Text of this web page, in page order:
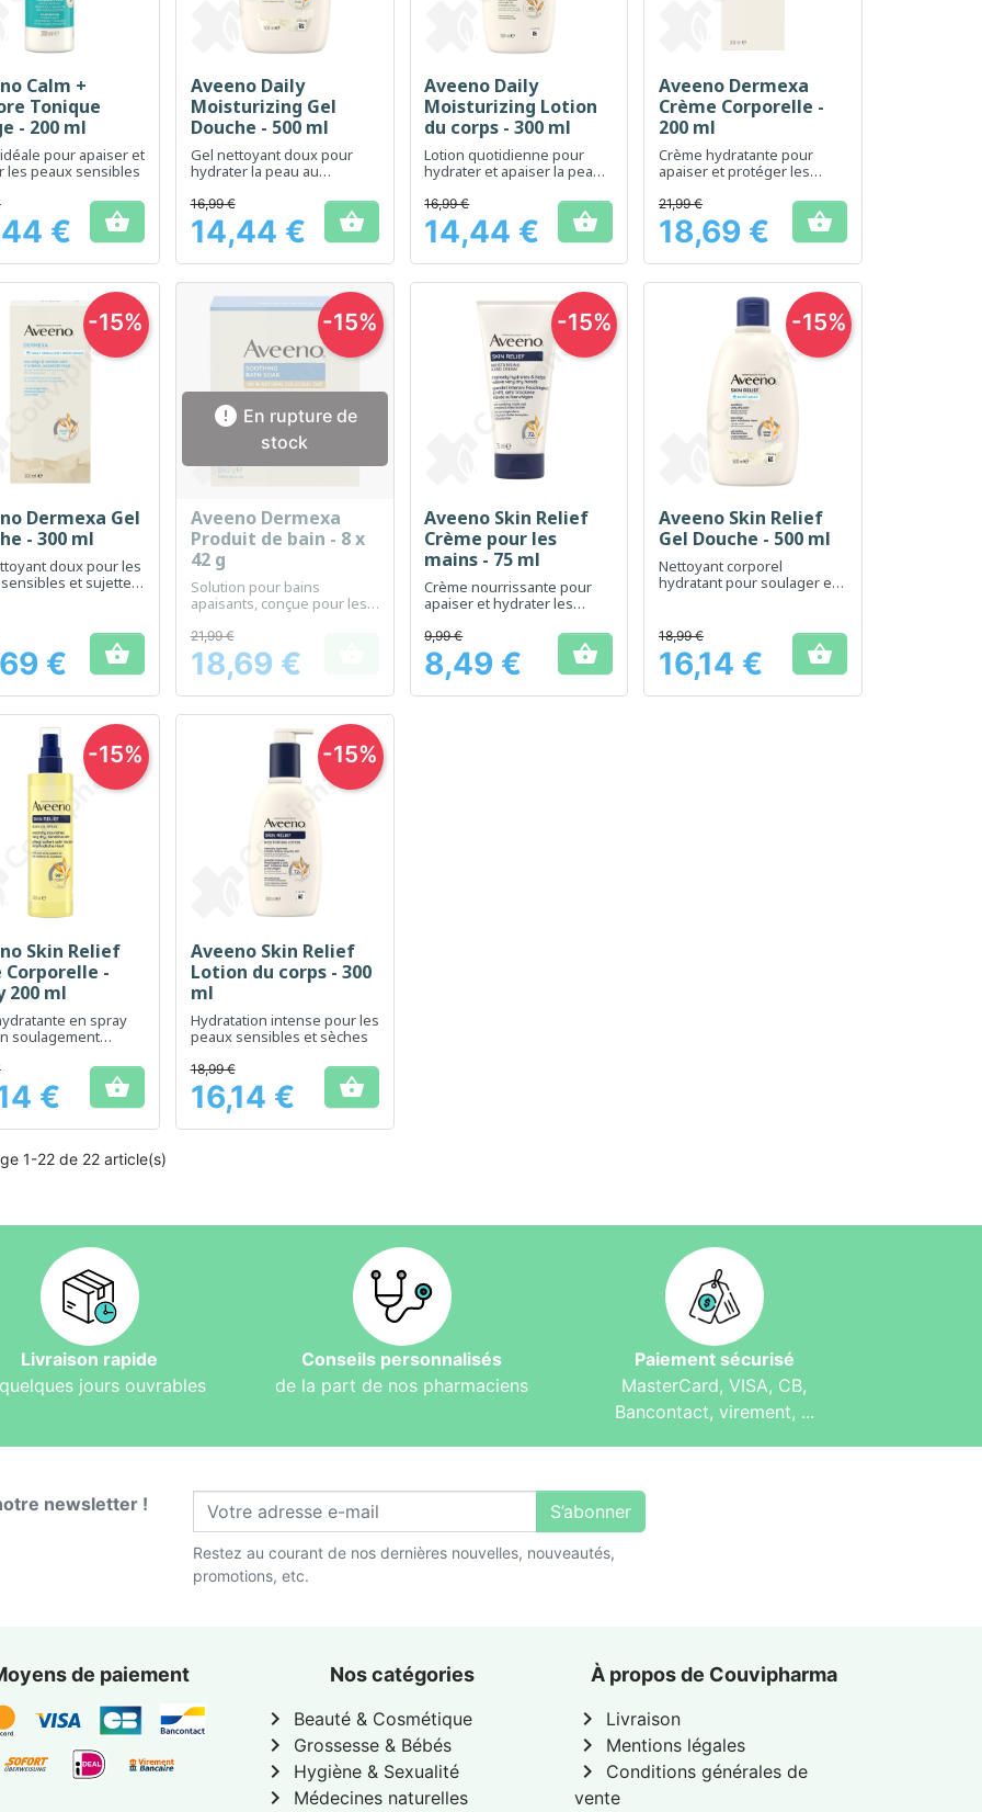
Aperçu rapide
Calm +
Tonique
- 200 ml
pour apaiser et
les peaux sensibles
€ 
 Aperçu rapide
Aveeno Daily
Moisturizing Gel
Douche - 500 ml
Gel nettoyant doux pour
hydrater la peau au
Prix
16,99 €
14,44 € 
Aperçu rapide
Aveeno Daily
Moisturizing Lotion
du corps - 300 ml
Lotion quotidienne pour
hydrater et apaiser la peau
Prix
16,99 €
14,44 € 
Aperçu rapide
Aveeno Dermexa
Crème Corporelle -
200 ml
Crème hydratante pour
apaiser et protéger les
irritées
Prix
21,99 €
18,69 € 
Aperçu rapide
Dermexa Gel
- 300 ml
doux pour les
et sujettes
€ 
-15%
 En rupture de
stock
Aperçu rapide
Aveeno Dermexa
Produit de bain - 8 x
42 g
Solution pour bains
apaisants, conçue pour les
Prix
21,99 €
18,69 €
-15%
Aperçu rapide
Aveeno Skin Relief
Crème pour les
mains - 75 ml
Crème nourrissante pour
apaiser et hydrater les
Prix
9,99 €
8,49 € 
-15%
Aperçu rapide
Aveeno Skin Relief
Gel Douche - 500 ml
Nettoyant corporel
hydratant pour soulager et
Prix
18,99 €
16,14 € 
-15%
Aperçu rapide
Skin Relief
Corporelle -
200 ml
en spray
soulagement
€ 
-15%
Aperçu rapide
Aveeno Skin Relief
Lotion du corps - 300
ml
Hydratation intense pour les
peaux sensibles et sèches
Prix
18,99 €
16,14 € 
-15%
1-22 de 22 article(s)
Livraison rapide
jours ouvrables
Conseils personnalisés
de la part de nos pharmaciens
Paiement sécurisé
MasterCard, VISA, CB,
Bancontact, virement, ...
newsletter ! S’abonner
Restez au courant de nos dernières nouvelles, nouveautés,
promotions, etc.
de paiement Nos catégories
chevron_right Beauté & Cosmétique
chevron_right Grossesse & Bébés
chevron_right Hygiène & Sexualité
chevron_right Médecines naturelles
À propos de Couvipharma
chevron_right Livraison
chevron_right Mentions légales
chevron_right
Conditions générales de
vente